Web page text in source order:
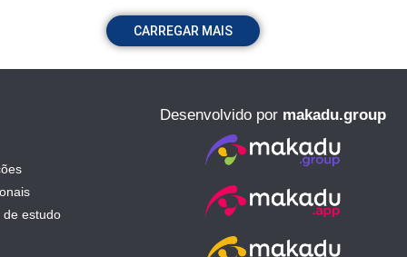
CARREGAR MAIS
de estudo
Desenvolvido por makadu.group